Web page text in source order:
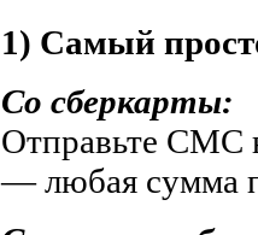
1) Самый
Со сберкарты:
Отправьте СМС
— любая сумма